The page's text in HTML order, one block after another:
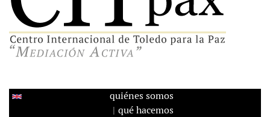
quiénes somos
qué hacemos